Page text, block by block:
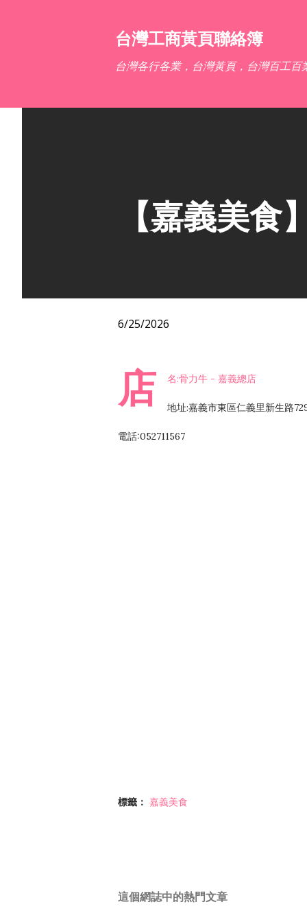
台灣工商黃頁聯絡簿
台灣各行各業，台灣黃頁，台灣百工百
【嘉義美食
6/25/2026
店 名:骨力牛 - 嘉義總店
地址:嘉義市東區仁義里新生路
電話:052711567
標籤： 嘉義美食
這個網誌中的熱門文章